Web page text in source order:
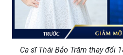
Ca sĩ Thái Bảo Trâm thay đổi